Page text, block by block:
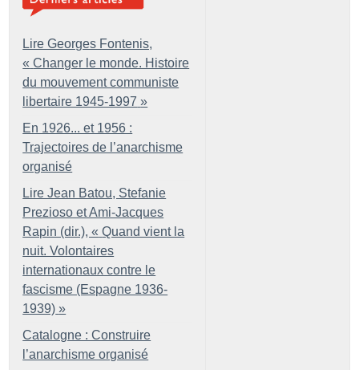
Lire Georges Fontenis,
« Changer le monde. Histoire
du mouvement communiste
libertaire 1945-1997 »
En 1926... et 1956 :
Trajectoires de l’anarchisme
organisé
Lire Jean Batou, Stefanie
Prezioso et Ami-Jacques
Rapin (dir.), « Quand vient la
nuit. Volontaires
internationaux contre le
fascisme (Espagne 1936-
1939) »
Catalogne : Construire
l’anarchisme organisé